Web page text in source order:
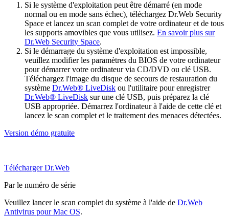
Si le système d'exploitation peut être démarré (en mode
normal ou en mode sans échec), téléchargez Dr.Web Security
Space et lancez un scan complet de votre ordinateur et de tous
les supports amovibles que vous utilisez. En savoir plus sur
Dr.Web Security Space.
Si le démarrage du système d'exploitation est impossible,
veuillez modifier les paramètres du BIOS de votre ordinateur
pour démarrer votre ordinateur via CD/DVD ou clé USB.
Téléchargez l'image du disque de secours de restauration du
système Dr.Web® LiveDisk ou l'utilitaire pour enregistrer
Dr.Web® LiveDisk sur une clé USB, puis préparez la clé
USB appropriée. Démarrez l'ordinateur à l'aide de cette clé et
lancez le scan complet et le traitement des menaces détectées.
Version démo gratuite
Télécharger Dr.Web
Par le numéro de série
Veuillez lancer le scan complet du système à l'aide de Dr.Web
Antivirus pour Mac OS.